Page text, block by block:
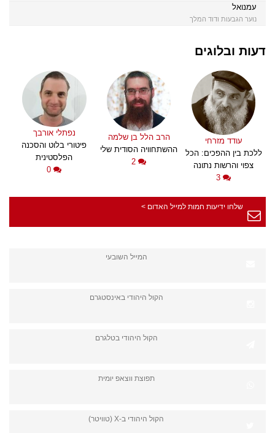
עמנואל
נוער הגבעות ודוד המלך
דעות ובלוגים
עודד מזרחי
ללכת בין ההפכים: הכל
צפוי והרשות נתונה
3
הרב הלל בן שלמה
ההשתחוויה הסודית שלי
2
נפתלי אורבך
פיטורי בלוט והסכנה
הפלסטינית
0
שלחו ידיעות חמות למייל האדום >
המייל השובעי
הקול היהודי באינסטגרם
הקול היהודי בטלגרם
תפוצת ווצאפ יומית
הקול היהודי ב-X (טוויטר)